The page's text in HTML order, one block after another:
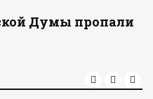
Думы пропали